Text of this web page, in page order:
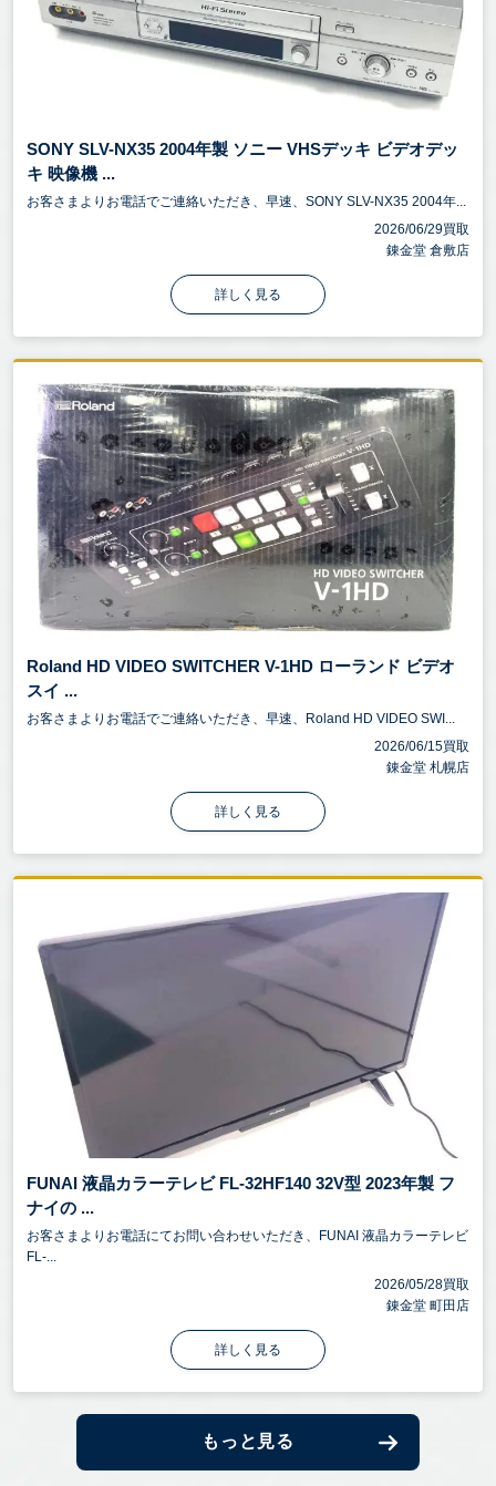
SONY SLV-NX35 2004年製 ソニー VHSデッキ ビデオデッ
キ 映像機 ...
お客さまよりお電話でご連絡いただき、早速、SONY SLV-NX35 2004年...
2026/06/29買取
錬金堂 倉敷店
詳しく見る
Roland HD VIDEO SWITCHER V-1HD ローランド ビデオ
スイ ...
お客さまよりお電話でご連絡いただき、早速、Roland HD VIDEO SWI...
2026/06/15買取
錬金堂 札幌店
詳しく見る
FUNAI 液晶カラーテレビ FL-32HF140 32V型 2023年製 フ
ナイの ...
お客さまよりお電話にてお問い合わせいただき、FUNAI 液晶カラーテレビ
FL-...
2026/05/28買取
錬金堂 町田店
詳しく見る
もっと見る